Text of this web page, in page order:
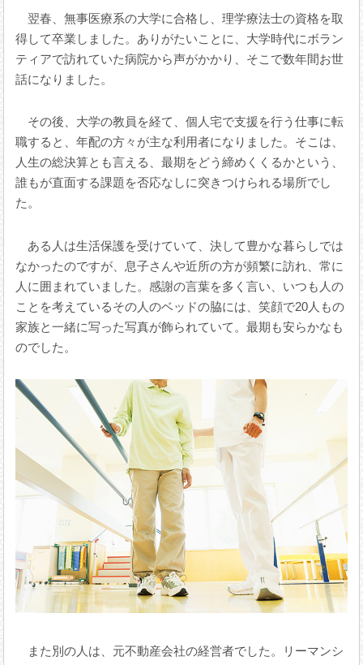
翌春、無事医療系の大学に合格し、理学療法士の資格を取
得して卒業しました。ありがたいことに、大学時代にボラン
ティアで訪れていた病院から声がかかり、そこで数年間お世
話になりました。
その後、大学の教員を経て、個人宅で支援を行う仕事に転
職すると、年配の方々が主な利用者になりました。そこは、
人生の総決算とも言える、最期をどう締めくくるかという、
誰もが直面する課題を否応なしに突きつけられる場所でし
た。
ある人は生活保護を受けていて、決して豊かな暮らしでは
なかったのですが、息子さんや近所の方が頻繁に訪れ、常に
人に囲まれていました。感謝の言葉を多く言い、いつも人の
ことを考えているその人のベッドの脇には、笑顔で20人もの
家族と一緒に写った写真が飾られていて。最期も安らかなも
のでした。
また別の人は、元不動産会社の経営者でした。リーマンシ